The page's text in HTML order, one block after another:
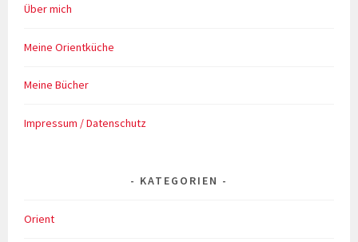
Über mich
Meine Orientküche
Meine Bücher
Impressum / Datenschutz
KATEGORIEN
Orient